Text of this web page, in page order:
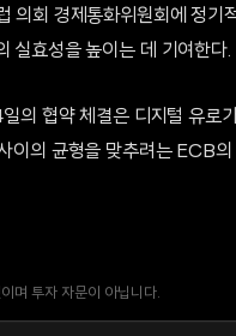
의회 경제통화위원회에 정기
실효성을 높이는 데 기여한다.
의 협약 체결은 디지털 유로
이의 균형을 맞추려는 ECB
며 투자 자문이 아닙니다.